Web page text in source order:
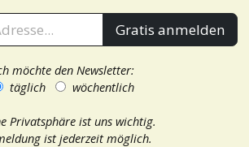
Gratis anmelden
möchte den Newsletter:
täglich
wöchentlich
Privatsphäre ist uns wichtig.
ist jederzeit möglich.